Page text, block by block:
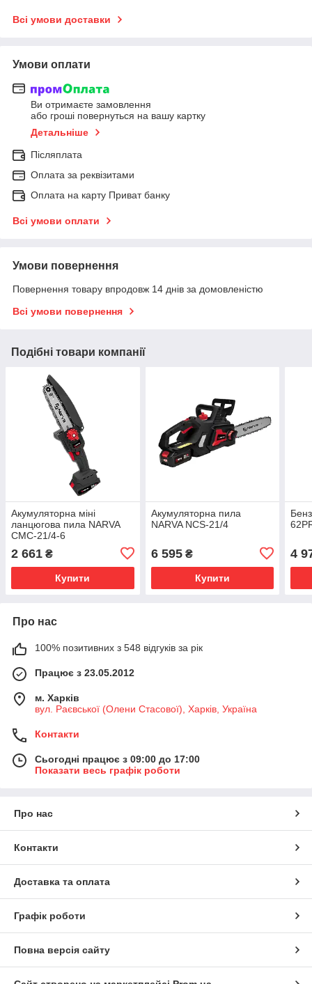
Всі умови доставки
Умови оплати
Ви отримаєте замовлення
або гроші повернуться на вашу картку
Детальніше
Післяплата
Оплата за реквізитами
Оплата на карту Приват банку
Всі умови оплати
Умови повернення
Повернення товару впродовж 14 днів за домовленістю
Всі умови повернення
Подібні товари компанії
Акумуляторна міні
ланцюгова пила NARVA
CMC-21/4-6
2 661 ₴
Купити
Акумуляторна пила
NARVA NCS-21/4
6 595₴
Купити
4
Про нас
100% позитивних з 548 відгуків за рік
Працює з 23.05.2012
м. Харків
вул. Раєвської (Олени Стасової), Харків, Україна
Контакти
Сьогодні працює з 09:00 до 17:00
Показати весь графік роботи
Про нас
Контакти
Доставка та оплата
Графік роботи
Повна версія сайту